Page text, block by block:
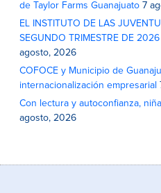
de Taylor Farms Guanajuato 7
EL INSTITUTO DE LAS
SEGUNDO TRIMESTRE DE
agosto, 2026
COFOCE y Municipio de
internacionalización empresarial
Con lectura y autoconfianza,
agosto, 2026